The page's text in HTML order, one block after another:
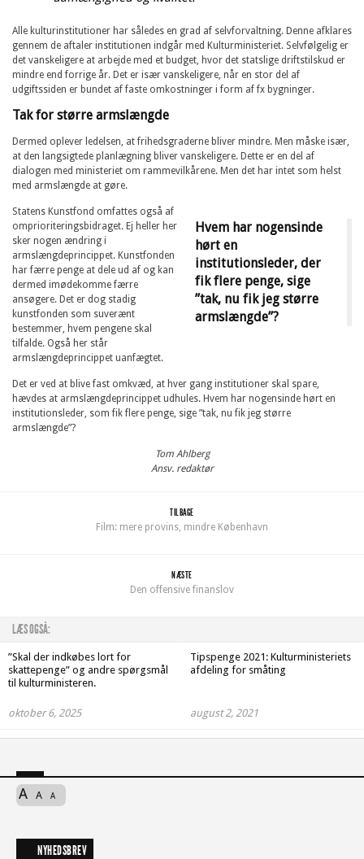
Alle kulturinstitutioner har således en grad af selvforvaltning. Denne afklares
gennem de aftaler institutionen indgår med Kulturministeriet. Selvfølgelig er
det vanskeligere at arbejde med et budget, hvor det statslige driftstilskud er
mindre end forrige år. Det er især vanskeligere, når en stor del af
udgiftssiden er bundet af faste omkostninger i form af fx bygninger.
Tak for større armslængde
Dermed oplever ledelsen, at frihedsgraderne bliver mindre. Men måske især,
at den langsigtede planlægning bliver vanskeligere. Dette er en del af
dialogen med ministeriet om rammevilkårene. Men det har intet som helst
med armslængde at gøre.
Hvem har nogensinde
hørt en
institutionsleder, der
fik flere penge, sige
”tak, nu fik jeg større
armslængde”?
Statens Kunstfond omfattes også af
omprioriteringsbidraget. Ej heller her
sker nogen ændring i
armslængdeprincippet. Kunstfonden
har færre penge at dele ud af og kan
dermed imødekomme færre
ansøgere. Det er dog stadig
kunstfonden som suverænt
bestemmer, hvem pengene skal
tilfalde. Også her står
armslængdeprincippet uanfægtet.
Det er ved at blive fast omkvæd, at hver gang institutioner skal spare,
hævdes at armslængdeprincippet udhules. Hvem har nogensinde hørt en
institutionsleder, som fik flere penge, sige ”tak, nu fik jeg større
armslængde”?
Tom Ahlberg
Ansv. redaktør
TILBAGE
Film: mere provins, mindre København
NÆSTE
Den offensive finanslov
LÆS OGSÅ:
”Skal der indkøbes lort for
skattepenge” og andre spørgsmål
til kulturministeren.
oktober 6, 2025
Tipspenge 2021: Kulturministeriets
afdeling for småting
august 2, 2021
A A A
NYHEDSBREV